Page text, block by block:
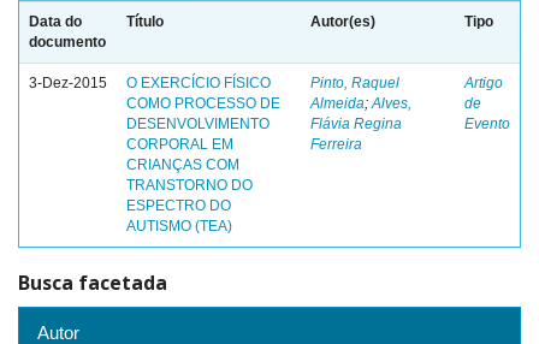
Data do
documento
Título Autor(es) Tipo
3-Dez-2015
O EXERCÍCIO FÍSICO
COMO PROCESSO DE
DESENVOLVIMENTO
CORPORAL EM
CRIANÇAS COM
TRANSTORNO DO
ESPECTRO DO
AUTISMO (TEA)
Pinto, Raquel
Almeida;Alves,
Flávia Regina
Ferreira
Artigo
de
Evento
Busca facetada
Autor